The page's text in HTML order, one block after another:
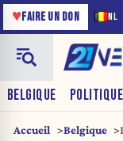
NL
♥FAIRE UN DON
BELGIQUE POLITIQUE
Accueil Belgique